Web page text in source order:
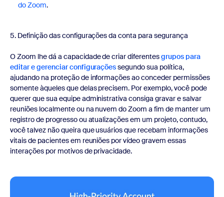
do Zoom.
5. Definição das configurações da conta para segurança
O Zoom lhe dá a capacidade de criar diferentesgrupos para
editar e gerenciar configuraçõessegundo sua política,
ajudando na proteção de informações ao conceder permissões
somente àqueles que delas precisem. Por exemplo, você pode
querer que sua equipe administrativa consiga gravar e salvar
reuniões localmente ou na nuvem do Zoom a fim de manter um
registro de progresso ou atualizações em um projeto, contudo,
você talvez não queira que usuários que recebam informações
vitais de pacientes em reuniões por vídeo gravem essas
interações por motivos de privacidade.